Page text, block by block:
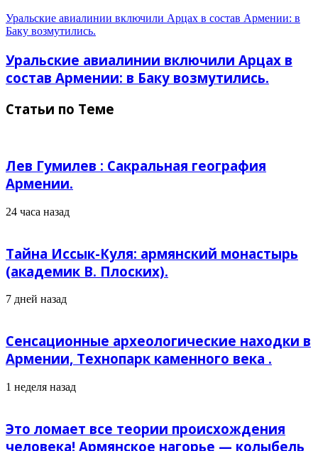
Уральские авиалинии включили Арцах в состав Армении: в
Баку возмутились.
Уральские авиалинии включили Арцах в
состав Армении: в Баку возмутились.
Статьи по Теме
Лев Гумилев : Сакральная география
Армении.
24 часа назад
Тайна Иссык-Куля: армянский монастырь
(академик В. Плоских).
7 дней назад
Сенсационные археологические находки в
Армении, Технопарк каменного века .
1 неделя назад
Это ломает все теории происхождения
человека! Армянское нагорье — колыбель